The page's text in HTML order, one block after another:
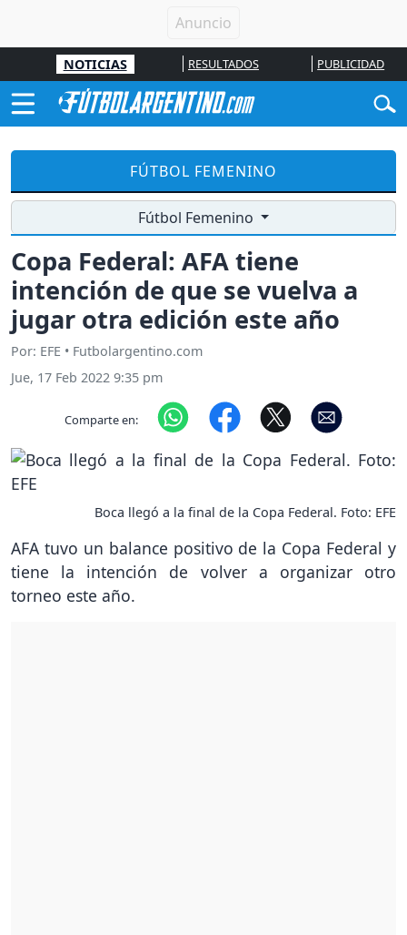
NOTICIAS RESULTADOS PUBLICIDAD
FÚTBOL FEMENINO
Fútbol Femenino
Copa Federal: AFA tiene
intención de que se vuelva a
jugar otra edición este año
Por: EFE • Futbolargentino.com
Jue, 17 Feb 2022 9:35 pm
Comparte en:
Boca llegó a la final de la Copa Federal. Foto: EFE
AFA tuvo un balance positivo de la Copa Federal y
tiene la intención de volver a organizar otro
torneo este año.